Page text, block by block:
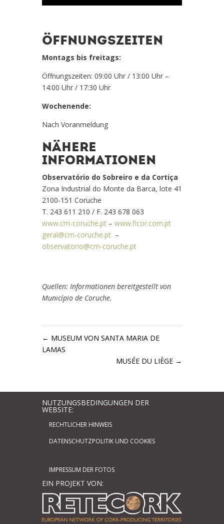
ÖFFNUNGSZEITEN
Montags bis freitags:
Öffnungszeiten: 09:00 Uhr / 13:00 Uhr –
14:00 Uhr / 17:30 Uhr
Wochenende:
Nach Voranmeldung
NÄHERE
INFORMATIONEN
Observatório do Sobreiro e da Cortiça
Zona Industrial do Monte da Barca, lote 41
2100-151 Coruche
T. 243 611 210 / F. 243 678 063
www.cm-coruche.pt – www.ficor.com.pt
geral@cm-coruche.pt –
observatorio@cm-coruche.pt
Quellen: Informationen bereitgestellt von
Município de Coruche.
← MUSEUM VON SANTA MARIA DE
LAMAS
MUSÉE DU LIÈGE →
NUTZUNGSBEDINGUNGEN DER
WEBSITE:
RECHTLICHER HINWEIS
DATENSCHUTZPOLITIK UND COOKIES
IMPRESSUM DER FOTOS
EIN PROJEKT VON: